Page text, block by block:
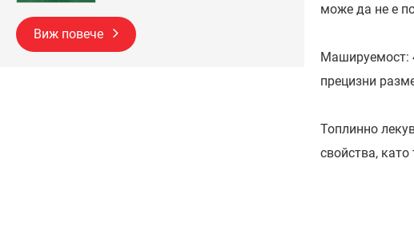
Виж повече
може да не е
Машируемост:
прецизни
Топлинно
свойства,